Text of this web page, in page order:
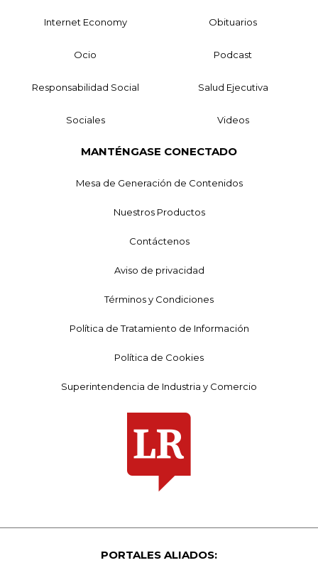
Internet Economy Obituarios
Ocio Podcast
Responsabilidad Social Salud Ejecutiva
Sociales Videos
MANTÉNGASE CONECTADO
Mesa de Generación de Contenidos
Nuestros Productos
Contáctenos
Aviso de privacidad
Términos y Condiciones
Política de Tratamiento de Información
Política de Cookies
Superintendencia de Industria y Comercio
PORTALES ALIADOS: